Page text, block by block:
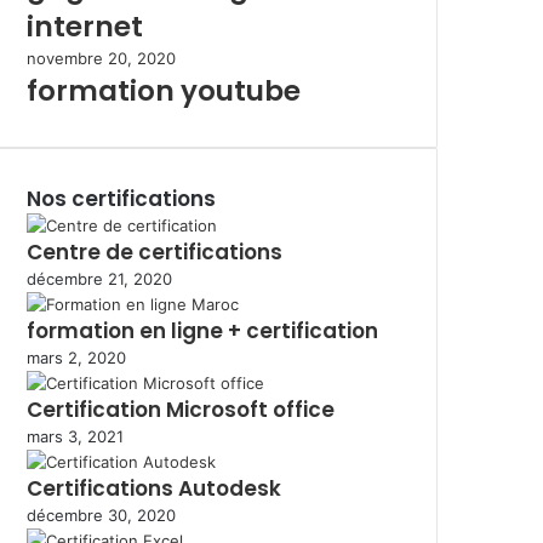
internet
novembre 20, 2020
formation youtube
Nos certifications
Centre de certifications
décembre 21, 2020
formation en ligne + certification
mars 2, 2020
Certification Microsoft office
mars 3, 2021
Certifications Autodesk
décembre 30, 2020